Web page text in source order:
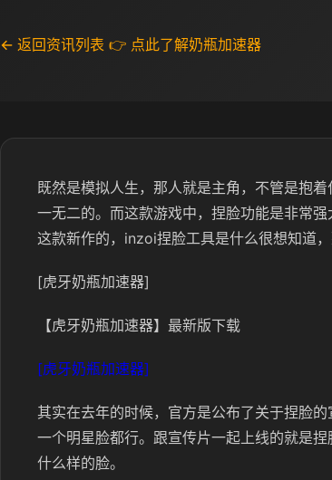
← 返回资讯列表 👉 点此了解奶瓶加速器
既然是模拟人生，那人就是主角，不管是抱
一无二的。而这款游戏中，捏脸功能是非常
这款新作的，inzoi捏脸工具是什么很想知道
[虎牙奶瓶加速器]
【虎牙奶瓶加速器】最新版下载
[虎牙奶瓶加速器]
其实在去年的时候，官方是公布了关于捏脸
一个明星脸都行。跟宣传片一起上线的就是
什么样的脸。